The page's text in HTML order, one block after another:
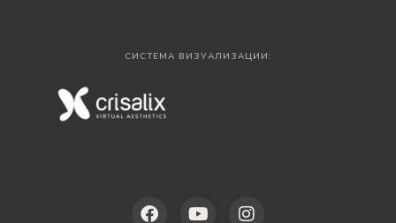
СИСТЕМА ВИЗУАЛИЗАЦИИ: